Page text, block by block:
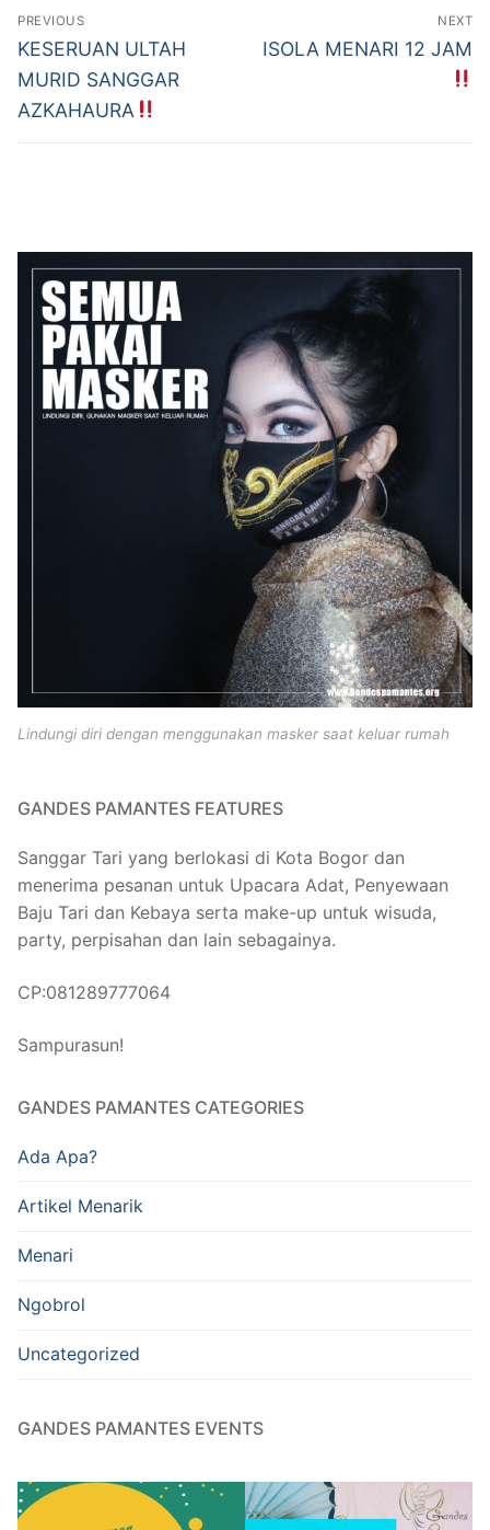
Post
navigation
PREVIOUS
Previous
post:
KESERUAN ULTAH
MURID SANGGAR
AZKAHAURA
NEXT
Next
ISOLA MENARI 12 JAM
Lindungi diri dengan menggunakan masker saat keluar rumah
GANDES PAMANTES FEATURES
Sanggar Tari yang berlokasi di Kota Bogor dan
menerima pesanan untuk Upacara Adat, Penyewaan
Baju Tari dan Kebaya serta make-up untuk wisuda,
party, perpisahan dan lain sebagainya.
CP:081289777064
Sampurasun!
GANDES PAMANTES CATEGORIES
Ada Apa?
Artikel Menarik
Menari
Ngobrol
Uncategorized
GANDES PAMANTES EVENTS